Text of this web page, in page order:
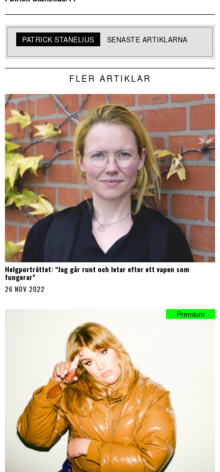
PATRICK STANELIUS SENASTE ARTIKLARNA
FLER ARTIKLAR
Helgporträttet: “Jag går runt och letar efter ett vapen som
fungerar”
26 NOV 2022